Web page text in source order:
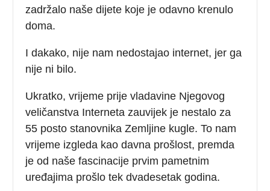
zadržalo naše dijete koje je odavno krenulo
doma.
I dakako, nije nam nedostajao internet, jer ga
nije ni bilo.
Ukratko, vrijeme prije vladavine Njegovog
veličanstva Interneta zauvijek je nestalo za
55 posto stanovnika Zemljine kugle. To nam
vrijeme izgleda kao davna prošlost, premda
je od naše fascinacije prvim pametnim
uređajima prošlo tek dvadesetak godina.